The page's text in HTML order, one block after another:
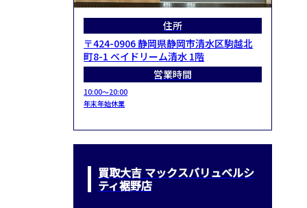
住所
〒424-0906 静岡県静岡市清水区駒越北
町8-1 ベイドリーム清水 1階
営業時間
10:00～20:00
年末年始休業
買取大吉 マックスバリュベルシ
ティ裾野店